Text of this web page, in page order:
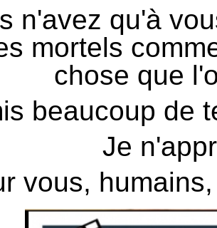
n'avez qu'à
mortels
chose que
beaucoup de
Je
vous,